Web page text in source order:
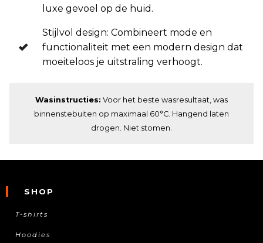
luxe gevoel op de huid.
Stijlvol design: Combineert mode en
functionaliteit met een modern design dat
moeiteloos je uitstraling verhoogt.
Wasinstructies: Voor het beste wasresultaat, was
binnenstebuiten op maximaal 60°C. Hangend laten
drogen. Niet stomen.
SHOP
T-shirts
Hoodies